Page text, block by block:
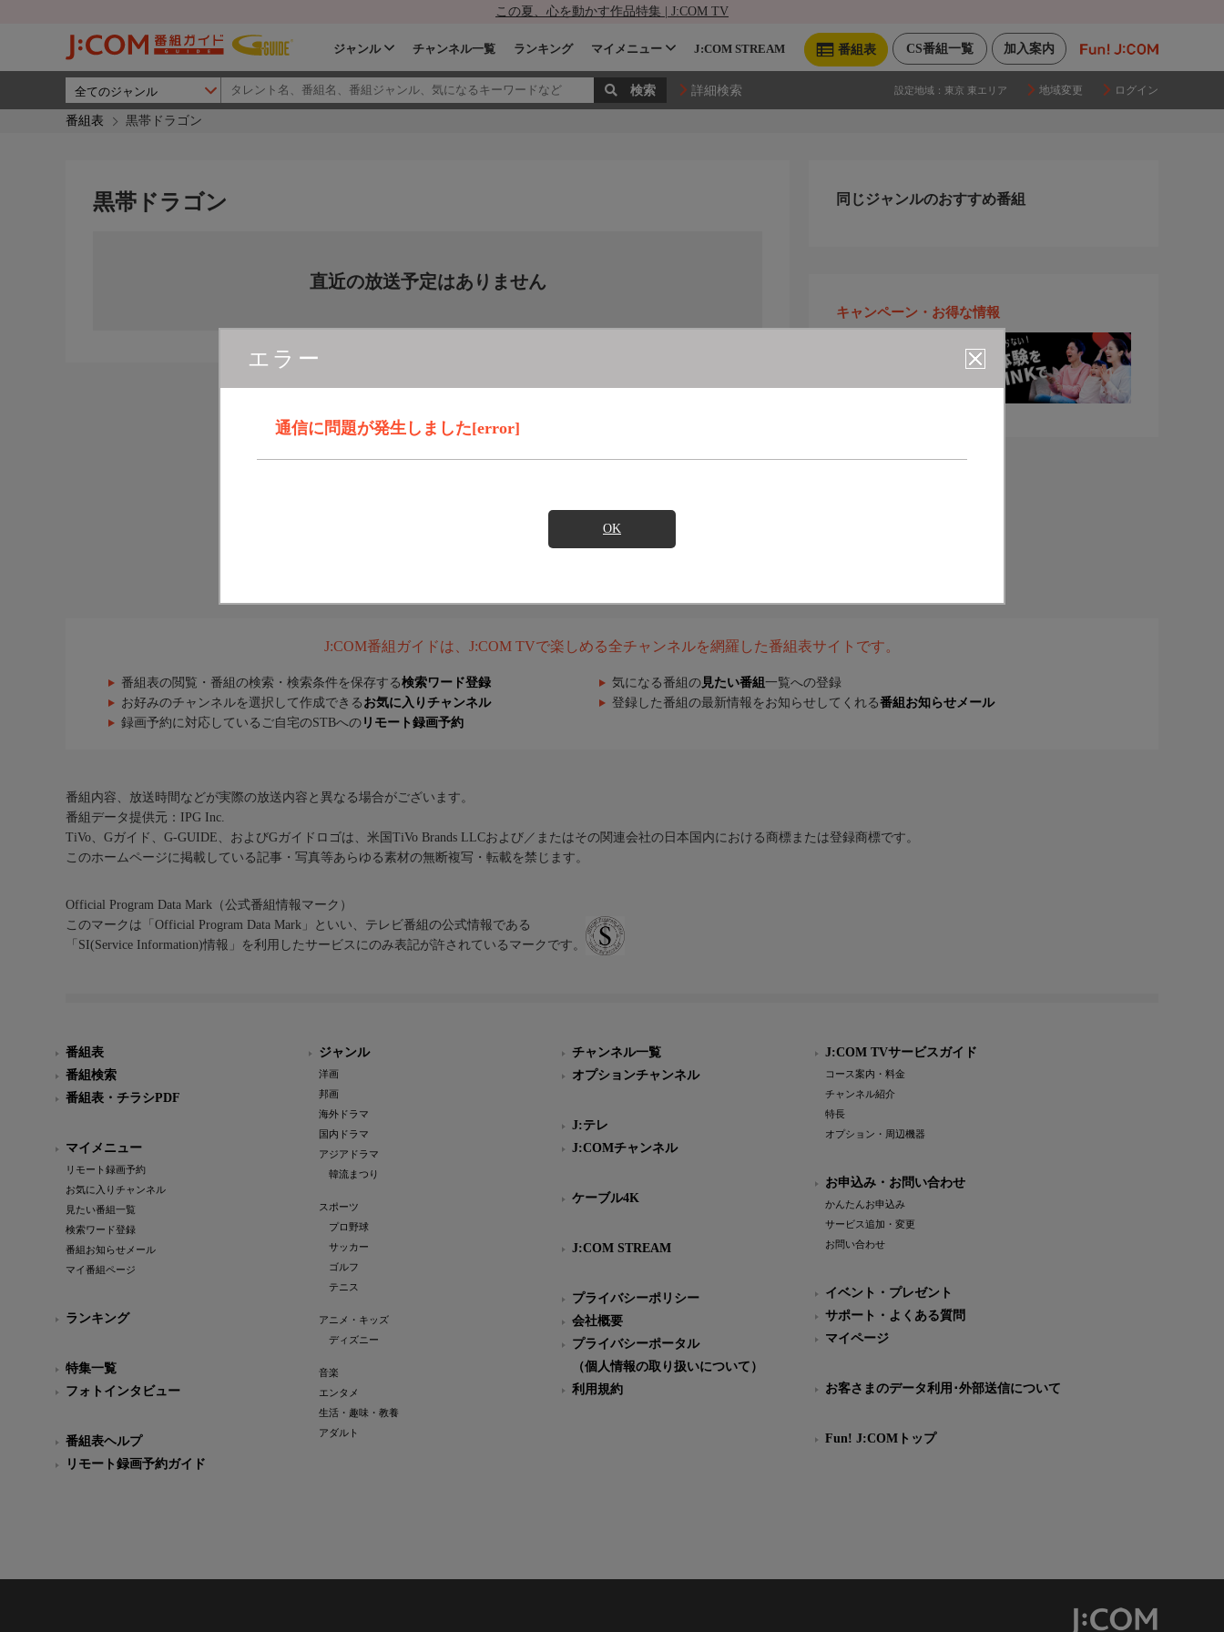
この夏、心を動かす作品特集 | J:COM TV
加入案内
CS番組一覧
番組表
ジャンル チャンネル一覧 ランキング マイメニュー J:COM STREAM
詳細検索 設定地域： 東京 東エリア 地域変更 ログイン
番組表 黒帯ドラゴン
エラー
通信に問題が発生しました[error]
OK
黒帯ドラゴン
直近の放送予定はありません
同じジャンルのおすすめ番組
キャンペーン・お得な情報
J:COM番組ガイドは、J:COM TVで楽しめる全チャンネルを網羅した番組表サイトです。
番組表の閲覧・番組の検索・検索条件を保存する検索ワード登録 気になる番組の 見たい番組 一覧への登録
お好みのチャンネルを選択して作成できる お気に入りチャンネル 登録した番組の最新情報をお知らせしてくれる番組お知らせメール
録画予約に対応しているご自宅のSTBへの リモート録画予約
番組内容、放送時間などが実際の放送内容と異なる場合がございます。
番組データ提供元：IPG Inc.
TiVo、Gガイド、G-GUIDE、およびGガイドロゴは、米国TiVo Brands LLCおよび／またはその関連会社の日本国内における商標または登録商標です。
このホームページに掲載している記事・写真等あらゆる素材の無断複写・転載を禁じます。
Official Program Data Mark（公式番組情報マーク）
このマークは「Official Program Data Mark」といい、テレビ番組の公式情報である
「SI(Service Information)情報」を利用したサービスにのみ表記が許されているマークです。
番組表
番組検索
番組表・チラシPDF
マイメニュー
リモート録画予約
お気に入りチャンネル
見たい番組一覧
検索ワード登録
番組お知らせメール
マイ番組ページ
ランキング
特集一覧
フォトインタビュー
番組表ヘルプ
リモート録画予約ガイド
ジャンル
洋画
邦画
海外ドラマ
国内ドラマ
アジアドラマ
韓流まつり
スポーツ
プロ野球
サッカー
ゴルフ
テニス
アニメ・キッズ
ディズニー
音楽
エンタメ
生活・趣味・教養
アダルト
チャンネル一覧
オプションチャンネル
J:テレ
J:COMチャンネル
ケーブル4K
J:COM STREAM
プライバシーポリシー
会社概要
プライバシーポータル
（個人情報の取り扱いについて）
利用規約
J:COM TVサービスガイド
コース案内・料金
チャンネル紹介
特長
オプション・周辺機器
お申込み・お問い合わせ
かんたんお申込み
サービス追加・変更
お問い合わせ
イベント・プレゼント
サポート・よくある質問
マイページ
お客さまのデータ利用･外部送信について
Fun! J:COMトップ